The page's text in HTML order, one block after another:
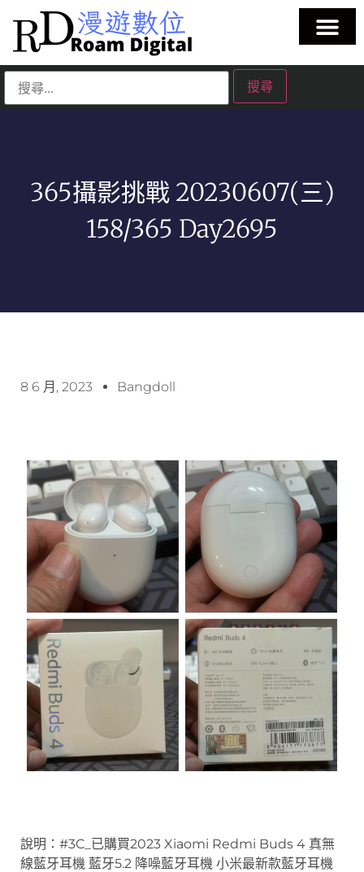
365攝影挑戰 20230607(三)
158/365 Day2695
8 6 月, 2023 Bangdoll
說明：#3C_已購買2023 Xiaomi Redmi Buds 4 真無
線藍牙耳機 藍牙5.2 降噪藍牙耳機 小米最新款藍牙耳機